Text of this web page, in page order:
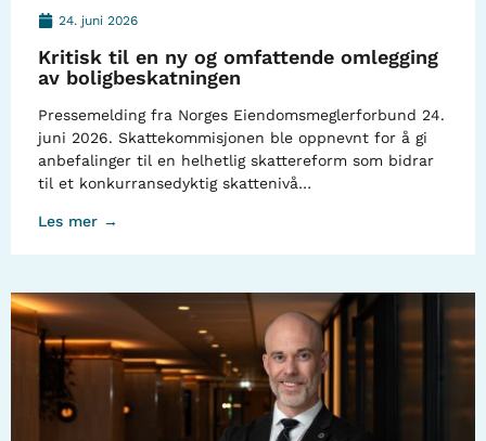
24. juni 2026
Kritisk til en ny og omfattende omlegging
av boligbeskatningen
Pressemelding fra Norges Eiendomsmeglerforbund 24.
juni 2026. Skattekommisjonen ble oppnevnt for å gi
anbefalinger til en helhetlig skattereform som bidrar
til et konkurransedyktig skattenivå…
Les mer →